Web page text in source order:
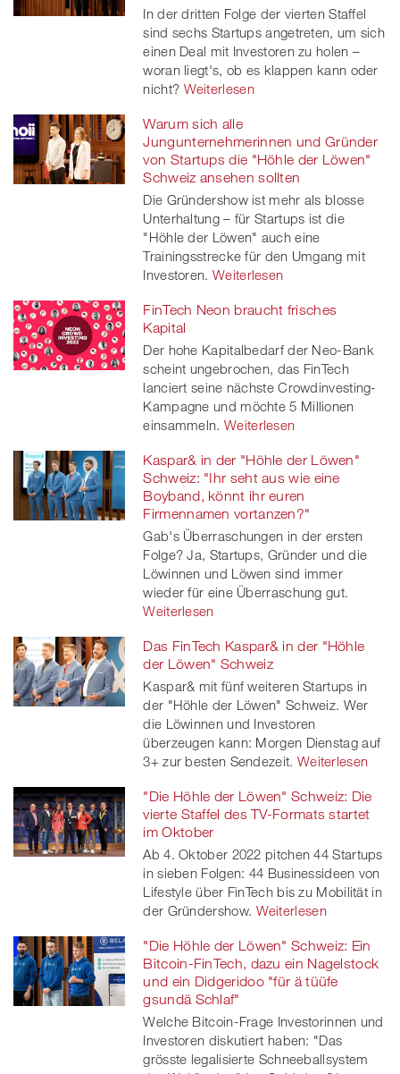
In der dritten Folge der vierten Staffel
sind sechs Startups angetreten, um sich
einen Deal mit Investoren zu holen –
woran liegt's, ob es klappen kann oder
nicht? Weiterlesen
Warum sich alle
Jungunternehmerinnen und Gründer
von Startups die "Höhle der Löwen"
Schweiz ansehen sollten
Die Gründershow ist mehr als blosse
Unterhaltung – für Startups ist die
"Höhle der Löwen" auch eine
Trainingsstrecke für den Umgang mit
Investoren. Weiterlesen
FinTech Neon braucht frisches
Kapital
Der hohe Kapitalbedarf der Neo-Bank
scheint ungebrochen, das FinTech
lanciert seine nächste Crowdinvesting-
Kampagne und möchte 5 Millionen
einsammeln. Weiterlesen
Kaspar& in der "Höhle der Löwen"
Schweiz: "Ihr seht aus wie eine
Boyband, könnt ihr euren
Firmennamen vortanzen?"
Gab's Überraschungen in der ersten
Folge? Ja, Startups, Gründer und die
Löwinnen und Löwen sind immer
wieder für eine Überraschung gut.
Weiterlesen
Das FinTech Kaspar& in der "Höhle
der Löwen" Schweiz
Kaspar& mit fünf weiteren Startups in
der "Höhle der Löwen" Schweiz. Wer
die Löwinnen und Investoren
überzeugen kann: Morgen Dienstag auf
3+ zur besten Sendezeit. Weiterlesen
"Die Höhle der Löwen" Schweiz: Die
vierte Staffel des TV-Formats startet
im Oktober
Ab 4. Oktober 2022 pitchen 44 Startups
in sieben Folgen: 44 Businessideen von
Lifestyle über FinTech bis zu Mobilität in
der Gründershow. Weiterlesen
"Die Höhle der Löwen" Schweiz: Ein
Bitcoin-FinTech, dazu ein Nagelstock
und ein Didgeridoo "für ä tüüfe
gsundä Schlaf"
Welche Bitcoin-Frage Investorinnen und
Investoren diskutiert haben: "Das
grösste legalisierte Schneeballsystem